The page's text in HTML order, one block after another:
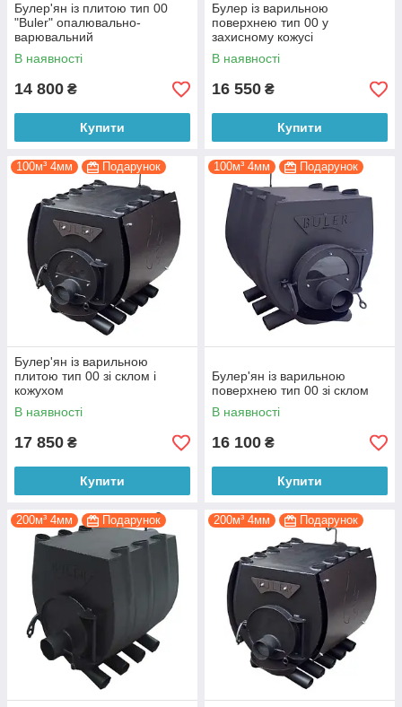
Булер'ян із плитою тип 00
"Buler" опалювально-
варювальний
В наявності
14 800 ₴
Купити
Булер із варильною
поверхнею тип 00 у
захисному кожусі
В наявності
16 550 ₴
Купити
100м³ 4мм Подарунок
Булер'ян із варильною
плитою тип 00 зі склом і
кожухом
В наявності
17 850 ₴
Купити
100м³ 4мм Подарунок
Булер'ян із варильною
поверхнею тип 00 зі склом
В наявності
16 100 ₴
Купити
200м³ 4мм Подарунок 200м³ 4мм Подарунок